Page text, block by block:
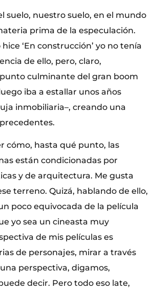
suelo, nuestro suelo, en el mundo
prima de la especulación.
‘En construcción’ yo no tenía
de ello, pero, claro,
culminante del gran boom
iba a estallar unos años
inmobiliaria–, creando una
cómo, hasta qué punto, las
están condicionadas por
y de arquitectura. Me gusta
terreno. Quizá, hablando de ello,
poco equivocada de la película
yo sea un cineasta muy
de mis películas es
de personajes, mirar a través
perspectiva, digamos,
decir. Pero todo eso late,